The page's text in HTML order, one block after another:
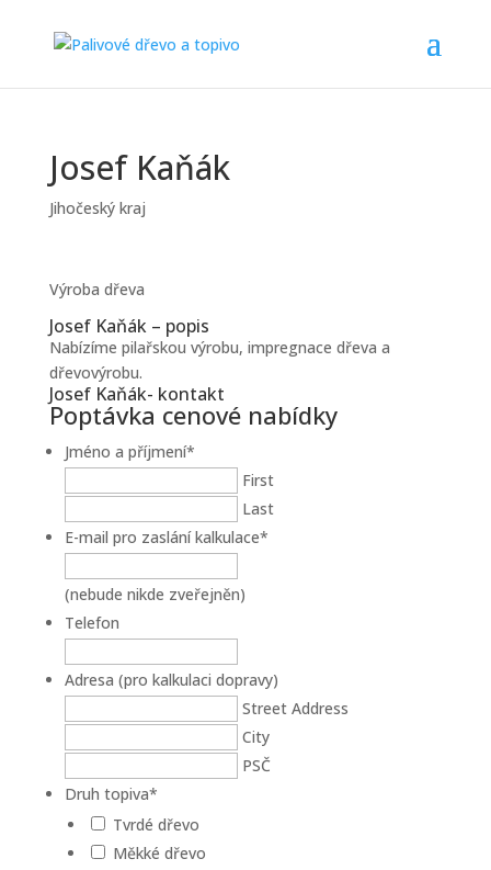
Josef Kaňák
Jihočeský kraj
Výroba dřeva
Josef Kaňák – popis
Nabízíme pilařskou výrobu, impregnace dřeva a
dřevovýrobu.
Josef Kaňák- kontakt
Poptávka cenové nabídky
Jméno a příjmení*
First
Last
E-mail pro zaslání kalkulace*
(nebude nikde zveřejněn)
Telefon
Adresa (pro kalkulaci dopravy)
Street Address
City
PSČ
Druh topiva*
Tvrdé dřevo
Měkké dřevo